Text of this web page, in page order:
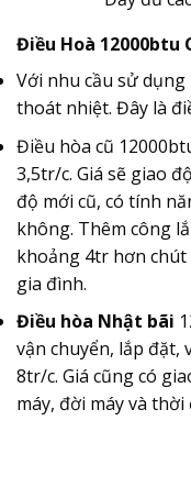
Điều Hoà 12000btu
Với nhu cầu sử
thoát nhiệt. Đây là
Điều hòa cũ
3,5tr/c. Giá sẽ giao
độ mới cũ, có tính
không. Thêm công
khoảng 4tr hơn chút
gia đình.
Điều hòa Nhật bãi
vận chuyển, lắp
8tr/c. Giá cũng có
máy, đời máy và thời